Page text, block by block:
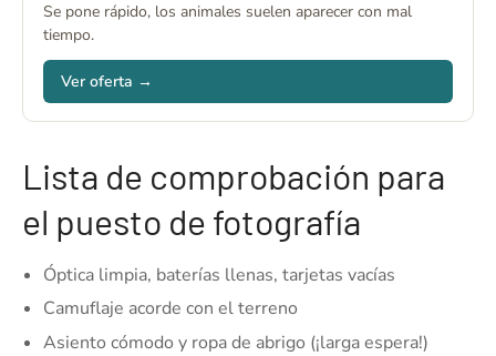
Se pone rápido, los animales suelen aparecer con mal
tiempo.
Ver oferta →
Lista de comprobación para
el puesto de fotografía
Óptica limpia, baterías llenas, tarjetas vacías
Camuflaje acorde con el terreno
Asiento cómodo y ropa de abrigo (¡larga espera!)